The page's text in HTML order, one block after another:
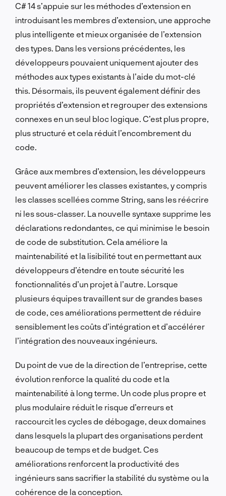
C# 14 s’appuie sur les méthodes d’extension en
introduisant les membres d’extension, une approche
plus intelligente et mieux organisée de l’extension
des types. Dans les versions précédentes, les
développeurs pouvaient uniquement ajouter des
méthodes aux types existants à l’aide du mot-clé
this. Désormais, ils peuvent également définir des
propriétés d’extension et regrouper des extensions
connexes en un seul bloc logique. C’est plus propre,
plus structuré et cela réduit l’encombrement du
code.
Grâce aux membres d’extension, les développeurs
peuvent améliorer les classes existantes, y compris
les classes scellées comme String, sans les réécrire
ni les sous-classer. La nouvelle syntaxe supprime les
déclarations redondantes, ce qui minimise le besoin
de code de substitution. Cela améliore la
maintenabilité et la lisibilité tout en permettant aux
développeurs d’étendre en toute sécurité les
fonctionnalités d’un projet à l’autre. Lorsque
plusieurs équipes travaillent sur de grandes bases
de code, ces améliorations permettent de réduire
sensiblement les coûts d’intégration et d’accélérer
l’intégration des nouveaux ingénieurs.
Du point de vue de la direction de l’entreprise, cette
évolution renforce la qualité du code et la
maintenabilité à long terme. Un code plus propre et
plus modulaire réduit le risque d’erreurs et
raccourcit les cycles de débogage, deux domaines
dans lesquels la plupart des organisations perdent
beaucoup de temps et de budget. Ces
améliorations renforcent la productivité des
ingénieurs sans sacrifier la stabilité du système ou la
cohérence de la conception.